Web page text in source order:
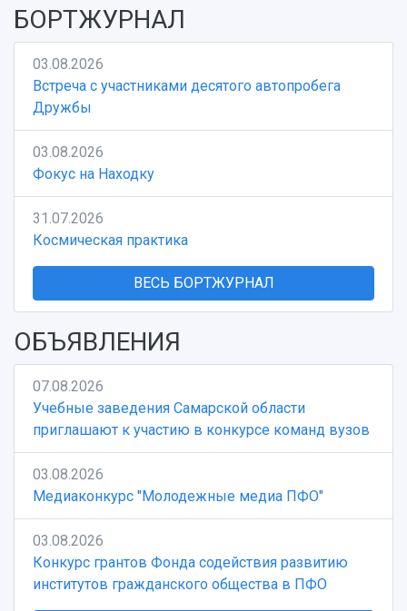
БОРТЖУРНАЛ
03.08.2026
Встреча с участниками десятого автопробега
Дружбы
03.08.2026
Фокус на Находку
31.07.2026
Космическая практика
ВЕСЬ БОРТЖУРНАЛ
ОБЪЯВЛЕНИЯ
07.08.2026
Учебные заведения Самарской области
приглашают к участию в конкурсе команд вузов
03.08.2026
Медиаконкурс "Молодежные медиа ПФО"
03.08.2026
Конкурс грантов Фонда содействия развитию
институтов гражданского общества в ПФО